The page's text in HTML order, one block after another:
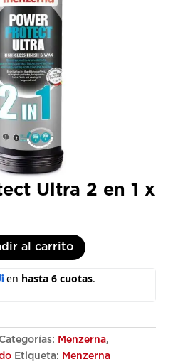
Ultra 2 en 1 x
al carrito
Categorías: Menzerna,
Etiqueta: Menzerna